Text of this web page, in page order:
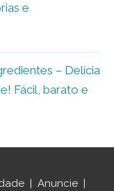
e
– Delícia
Fácil, barato e
Anuncie